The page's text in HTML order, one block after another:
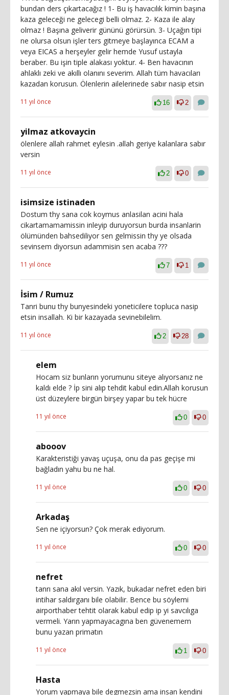
bundan ders çıkartacağız ! 1- Bu iş havacılık kimin başına
kaza geleceği ne gelecegi belli olmaz. 2- Kaza ile alay
olmaz ! Başına geliverir gününü görürsün. 3- Uçağın tipi
ne olursa olsun işler ters gitmeye başlayınca ECAM a
veya EICAS a herşeyler gelir hemde Yusuf ustayla
beraber. Bu işin tiple alakası yoktur. 4- Ben havacının
ahlaklı zeki ve akıllı olanını severim. Allah tüm havacıları
kazadan korusun. Ölenlerin ailelerinede sabır nasip etsin
11 yıl önce 16 2
yilmaz atkovaycin
ölenlere allah rahmet eylesin .allah geriye kalanlara sabır
versin
11 yıl önce 2 0
isimsize istinaden
Dostum thy sana cok koymus anlasilan acini hala
cikartamamamissin inleyip duruyorsun burda insanlarin
ölümünden bahsediliyor sen gelmissin thy ye olsada
sevinsem diyorsun adammisin sen acaba ???
11 yıl önce 7 1
İsim / Rumuz
Tanri bunu thy bunyesindeki yoneticilere topluca nasip
etsin insallah. Ki bir kazayada sevinebilelim.
11 yıl önce 2 28
elem
Hocam siz bunların yorumunu siteye alıyorsanız ne
kaldı elde ? İp sini alıp tehdit kabul edin.Allah korusun
üst düzeylere birgün birşey yapar bu tek hücre
11 yıl önce 0 0
abooov
Karakteristiği yavaş uçuşa, onu da pas geçişe mi
bağladın yahu bu ne hal.
11 yıl önce 0 0
Arkadaş
Sen ne içiyorsun? Çok merak ediyorum.
11 yıl önce 0 0
nefret
tanrı sana akıl versin. Yazık, bukadar nefret eden biri
intihar saldırganı bile olabilir. Bence bu söylemi
airporthaber tehtit olarak kabul edip ip yi savcılıga
vermeli. Yarın yapmayacagına ben güvenemem
bunu yazan primatın
11 yıl önce 1 0
Hasta
Yorum yapmaya bile degmezsin ama insan kendini